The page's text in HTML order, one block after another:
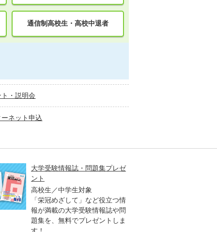
通信制高校生・高校中退者
・説明会
ネット申込
大学受験情報誌・問題集プレゼ
ント
高校生／中学生対象
「栄冠めざして」など役立つ情
報が満載の大学受験情報誌や問
題集を、無料でプレゼントしま